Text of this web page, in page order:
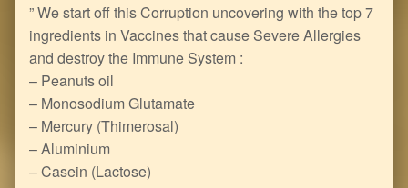
” We start off this Corruption uncovering with the top 7
ingredients in Vaccines that cause Severe Allergies
and destroy the Immune System :
– Peanuts oil
– Monosodium Glutamate
– Mercury (Thimerosal)
– Aluminium
– Casein (Lactose)